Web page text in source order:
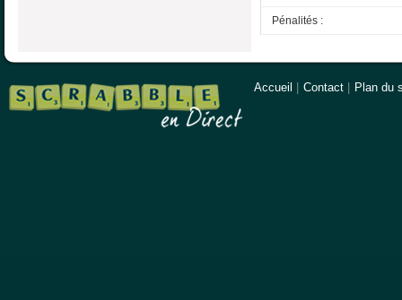
Pénalités :
Accueil Contact Plan du